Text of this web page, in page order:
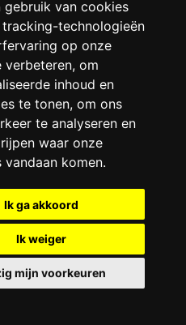
gebruik van cookies
tracking-technologieën
op onze
verbeteren, om
inhoud en
te tonen, om ons
te analyseren en
waar onze
vandaan komen.
Ik ga akkoord
Ik weiger
mijn voorkeuren
Natuursteen –
Vlaardingen